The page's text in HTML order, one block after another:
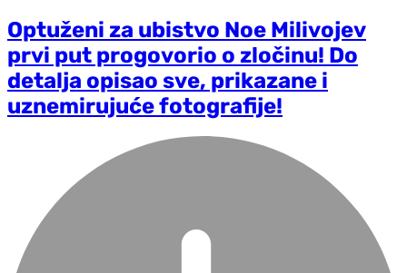
Optuženi za ubistvo Noe Milivojev
prvi put progovorio o zločinu! Do
detalja opisao sve, prikazane i
uznemirujuće fotografije!